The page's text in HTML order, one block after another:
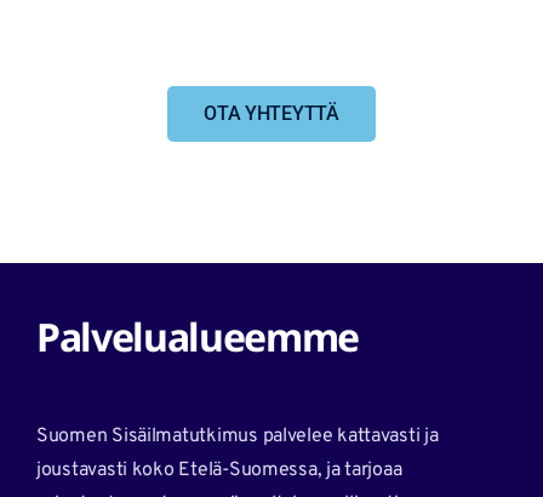
OTA YHTEYTTÄ
Palvelualueemme
Suomen Sisäilmatutkimus palvelee kattavasti ja
joustavasti koko Etelä-Suomessa, ja tarjoaa